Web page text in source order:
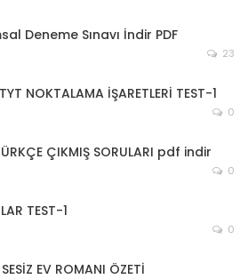
Deneme Sınavı İndir PDF
23
NOKTALAMA İŞARETLERİ TEST-1
0
ÇIKMIŞ SORULARI pdf indir
0
TEST-1
0
EV ROMANI ÖZETİ